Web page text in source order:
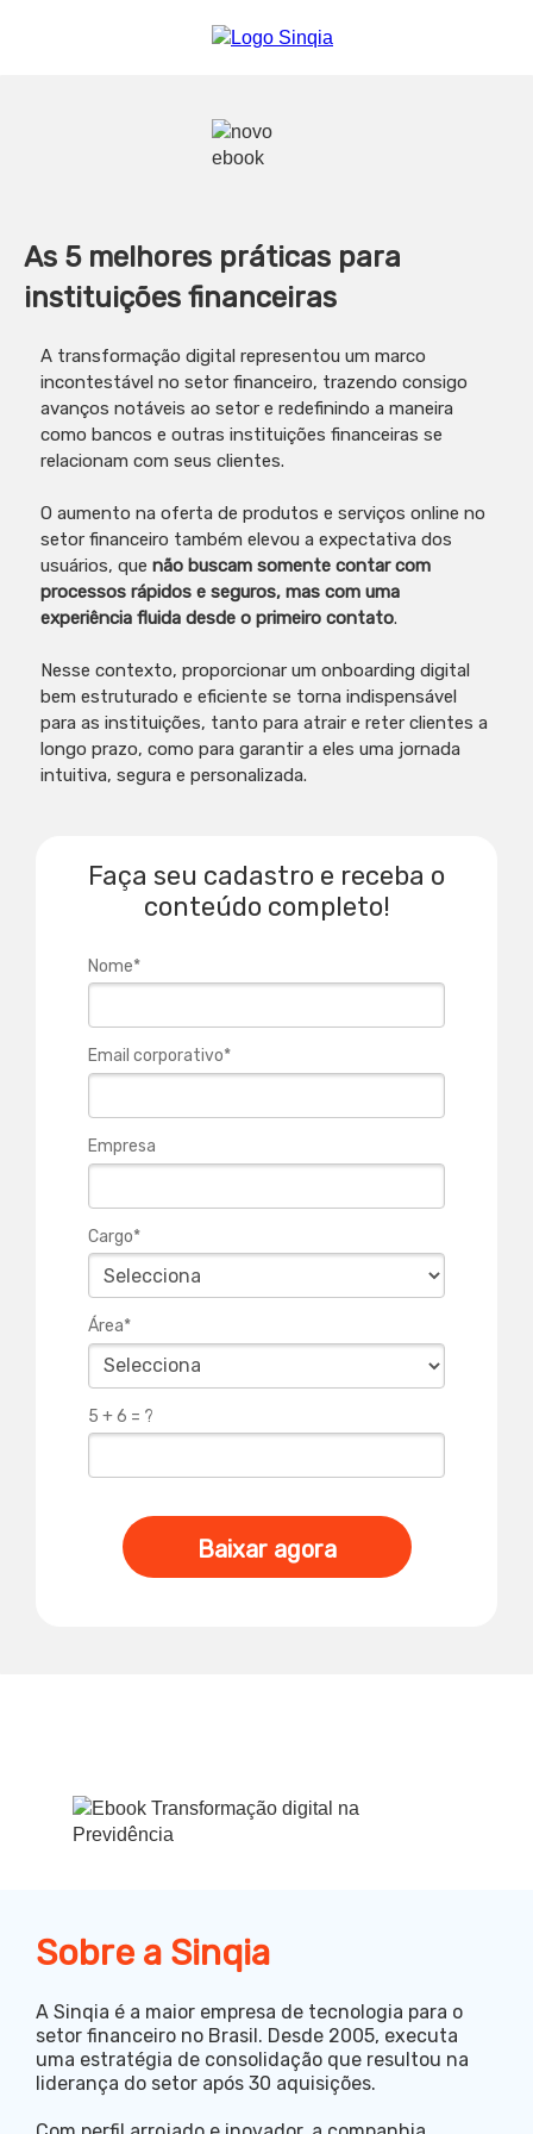
As 5 melhores práticas para
instituições financeiras
A transformação digital representou um marco
incontestável no setor financeiro, trazendo consigo
avanços notáveis ao setor e redefinindo a maneira
como bancos e outras instituições financeiras se
relacionam com seus clientes.
O aumento na oferta de produtos e serviços online no
setor financeiro também elevou a expectativa dos
usuários, que não buscam somente contar com
processos rápidos e seguros, mas com uma
experiência fluida desde o primeiro contato.
Nesse contexto, proporcionar um onboarding digital
bem estruturado e eficiente se torna indispensável
para as instituições, tanto para atrair e reter clientes a
longo prazo, como para garantir a eles uma jornada
intuitiva, segura e personalizada.
Faça seu cadastro e receba o
conteúdo completo!
Nome*
Email corporativo*
Empresa
Cargo*
Área*
5 + 6 = ?
Baixar agora
Sobre a Sinqia
A Sinqia é a maior empresa de tecnologia para o
setor financeiro no Brasil. Desde 2005, executa
uma estratégia de consolidação que resultou na
liderança do setor após 30 aquisições.